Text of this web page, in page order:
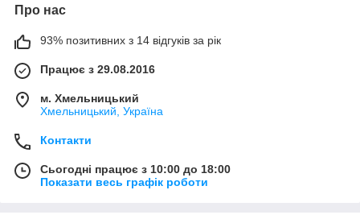
Про нас
93% позитивних з 14 відгуків за рік
Працює з 29.08.2016
м. Хмельницький
Хмельницький, Україна
Контакти
Сьогодні працює з 10:00 до 18:00
Показати весь графік роботи